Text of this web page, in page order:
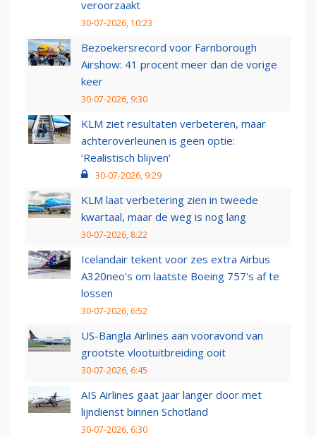
veroorzaakt
30-07-2026, 10:23
Bezoekersrecord voor Farnborough
Airshow: 41 procent meer dan de vorige
keer
30-07-2026, 9:30
KLM ziet resultaten verbeteren, maar
achteroverleunen is geen optie:
‘Realistisch blijven’
30-07-2026, 9:29
KLM laat verbetering zien in tweede
kwartaal, maar de weg is nog lang
30-07-2026, 8:22
Icelandair tekent voor zes extra Airbus
A320neo's om laatste Boeing 757's af te
lossen
30-07-2026, 6:52
US-Bangla Airlines aan vooravond van
grootste vlootuitbreiding ooit
30-07-2026, 6:45
AIS Airlines gaat jaar langer door met
lijndienst binnen Schotland
30-07-2026, 6:30